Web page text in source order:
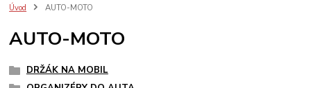
Úvod AUTO-MOTO
AUTO-MOTO
DRŽÁK NA MOBIL